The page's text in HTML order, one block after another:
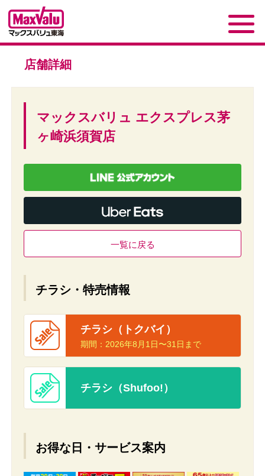
店舗詳細
マックスバリュ エクスプレス茅
ヶ崎浜須賀店
一覧に戻る
チラシ・特売情報
チラシ（トクバイ）
期間： 2026年8月1日〜31日まで
チラシ（Shufoo!）
お得な日・サービス案内